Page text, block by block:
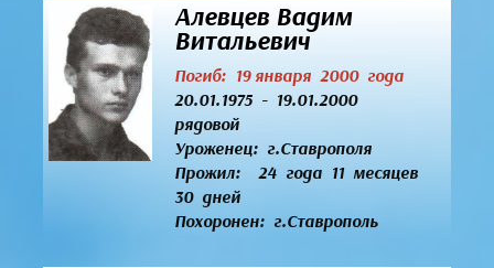
Алевцев Вадим
Витальевич
Погиб: 19 января 2000 года
20.01.1975 - 19.01.2000
рядовой
Уроженец:г.Ставрополя
Прожил: 24 года 11 месяцев
30 дней
Похоронен: г.Ставрополь